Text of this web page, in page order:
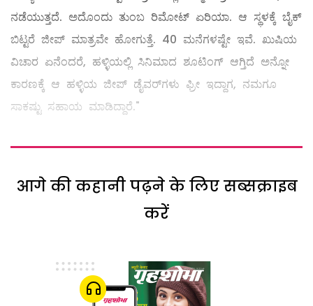
ನಡೆಯುತ್ತದೆ. ಅದೊಂದು ತುಂಬ ರಿಮೋಟ್‌ ಏರಿಯಾ. ಆ ಸ್ಥಳಕ್ಕೆ ಬೈಕ್‌
ಬಿಟ್ಟರೆ ಜೀಪ್‌ ಮಾತ್ರವೇ ಹೋಗುತ್ತೆ. 40 ಮನೆಗಳಷ್ಟೇ ಇವೆ. ಖುಷಿಯ
ವಿಚಾರ ಏನೆಂದರೆ, ಹಳ್ಳಿಯಲ್ಲಿ ಸಿನಿಮಾದ ಶೂಟಿಂಗ್‌ ಆಗ್ತಿದೆ ಅನ್ನೋ
ಕಾರಣಕ್ಕೆ ಆ ಹಳ್ಳಿಯ ಜೀಪ್‌ ಡೈವರ್‌ಗಳು ಫ್ರೀ ಇದ್ದಾಗ, ನಮಗೂ
ಸಾಕಷ್ಟು ಸಹಾಯ ಮಾಡಿದ್ದಾರೆ."
आगे की कहानी पढ़ने के लिए सब्सक्राइब
करें